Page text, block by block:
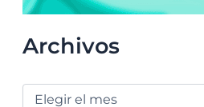
Archivos